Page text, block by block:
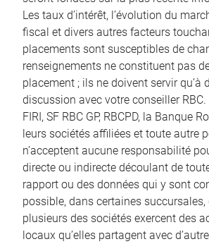
Les taux d’intérêt, l’évolution du
fiscal et divers autres facteurs
placements sont susceptibles de
renseignements ne constituent pas
placement ; ils ne doivent servir qu’à
discussion avec votre conseiller RBC.
FIRI, SF RBC GP, RBCPD, la Banque
leurs sociétés affiliées et toute autre
n’acceptent aucune responsabilité
directe ou indirecte découlant de
rapport ou des données qui y sont
possible, dans certaines succursales,
plusieurs des sociétés exercent des
locaux qu’elles partagent avec